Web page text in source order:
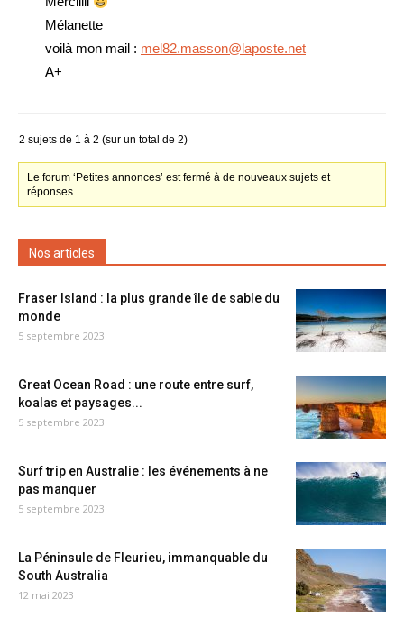
Mélanette
voilà mon mail : mel82.masson@laposte.net
A+
2 sujets de 1 à 2 (sur un total de 2)
Le forum ‘Petites annonces’ est fermé à de nouveaux sujets et
réponses.
Nos articles
Fraser Island : la plus grande île de sable du
monde
5 septembre 2023
Great Ocean Road : une route entre surf,
koalas et paysages...
5 septembre 2023
Surf trip en Australie : les événements à ne
pas manquer
5 septembre 2023
La Péninsule de Fleurieu, immanquable du
South Australia
12 mai 2023